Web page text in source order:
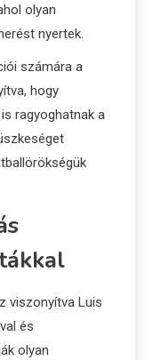
olyan
nyertek.
számára a
hogy
ragyoghatnak a
viszonyítva Luis
és
olyan